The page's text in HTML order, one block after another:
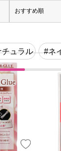
チュラル #ネ